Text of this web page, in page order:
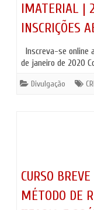
IMATERIAL |
INSCRIÇÕES
Inscreva-se online
de janeiro de 2020
Divulgação
CURSO
MÉTODO DE